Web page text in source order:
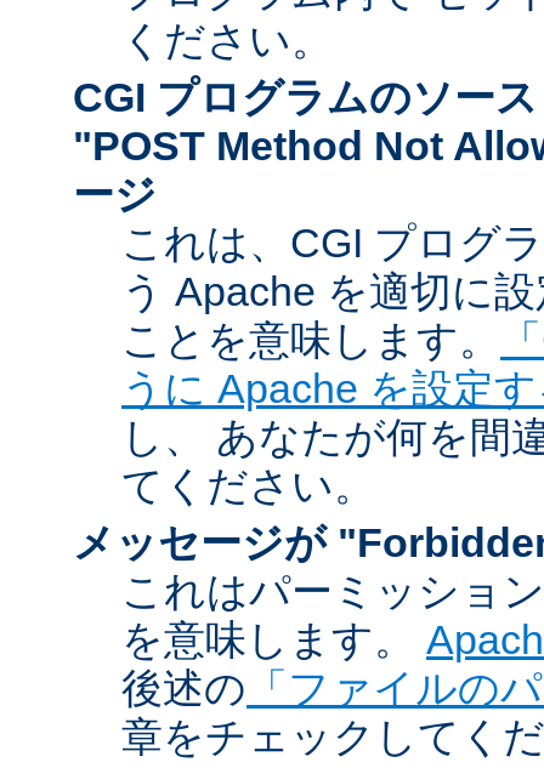
ください。
CGI プログラムのソー
"POST Method Not
ージ
これは、CGI プログ
う Apache を適切に
ことを意味します。
うに Apache を設定
し、 あなたが何を間
てください。
メッセージが
これはパーミッショ
を意味します。
後述の 「ファイルの
章をチェックしてく